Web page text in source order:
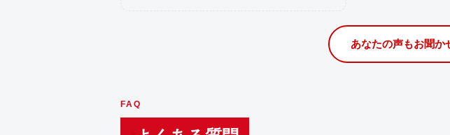
あなたの声もお聞
FAQ